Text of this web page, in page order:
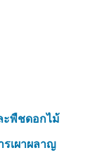
ะพืชดอกไม้
เผาผลาญ